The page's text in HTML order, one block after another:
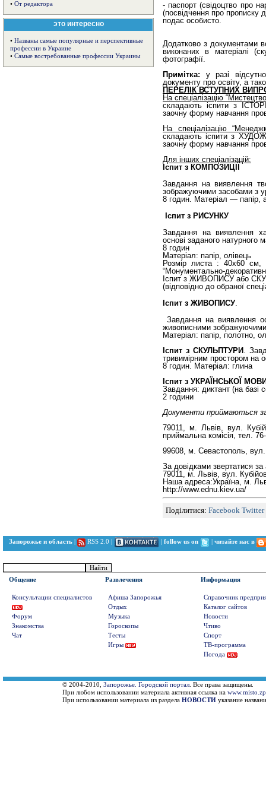
• От редактора
это интересно
• Названы самые популярные и перспективные
профессии в Украине
• Самые востребованные профессии Украины
- паспорт (свідоцтво про
(посвідчення про прописку
подає особисто.
Додатково з документами
виконаних в матеріалі
фотографії.
Примітка: у разі
документу про освіту, а
ПЕРЕЛІК ВСТУПНИХ
На спеціалізацію
складають іспити з
заочну форму навчання
На спеціалізацію
складають іспити з
заочну форму навчання
Для інших спеціалізацій:
Іспит з КОМПОЗИЦІЇ
Завдання на виявлення
зображуючими засобами з
8 годин. Матеріал — папір,
Іспит з РИСУНКУ
Завдання на виявлення
основі заданого натурного
8 годин
Матеріал: папір, олівець
Розмір листа : 40х60 см,
“Монументально-
Іспит з ЖИВОПИСУ або
(відповідно до обраної
Іспит з ЖИВОПИСУ.
Завдання на виявлення
живописними зображуючими
Матеріал: папір, полотно,
Іспит з СКУЛЬПТУРИ .
тривимірним простором на
8 годин. Матеріал: глина
Іспит з УКРАЇНСЬКОЇ
Завдання: диктант (на базі
2 години
Документи приймаються
79011, м. Львів, вул.
приймальна комісія, тел.
99608, м. Севастополь,
За довідками звертатися
79011, м. Львів, вул.
Наша адреса:Україна, м.
http://www.ednu.kiev.ua/
Поділитися: Facebook Twitter
Запорожье и область RSS 2.0 follow us on читайте нас в
Общение
Консультации специалистов
Форум
Знакомства
Чат
Развлечения
Афиша Запорожья
Отдых
Музыка
Гороскопы
Тесты
Игры
Информация
Справочник
Каталог сайтов
Новости
Чтиво
Спорт
ТВ-программа
Погода
© 2004-2010, Запорожье. Городской портал . Все права защищены.
При любом использовании материала активная ссылка на
При использовании материала из раздела НОВОСТИ указание